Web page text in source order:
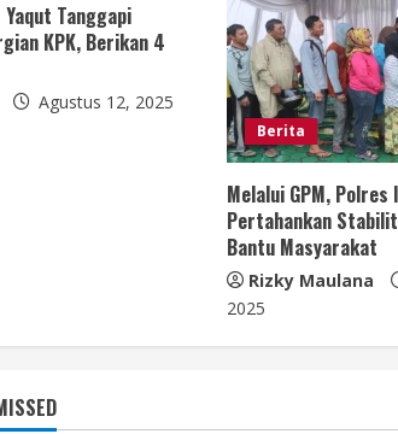
Tanggapi
KPK, Berikan 4
Agustus 12, 2025
Berita
Melalui GPM, Polres
Pertahankan
Bantu Masyarakat
Rizky Maulana
2025